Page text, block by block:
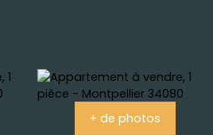
+ de photos